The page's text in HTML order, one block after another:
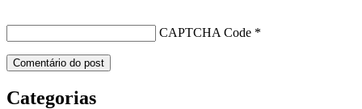
CAPTCHA Code *
Categorias